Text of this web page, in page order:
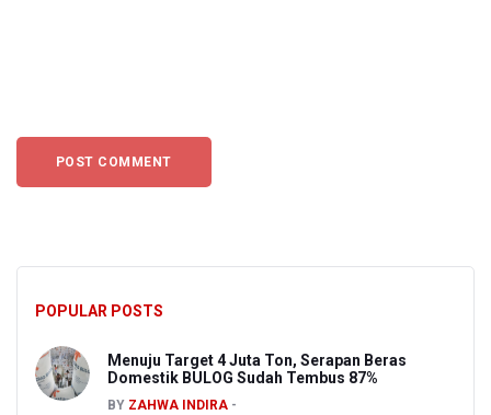
POPULAR POSTS
Menuju Target 4 Juta Ton, Serapan Beras
Domestik BULOG Sudah Tembus 87%
BY ZAHWA INDIRA